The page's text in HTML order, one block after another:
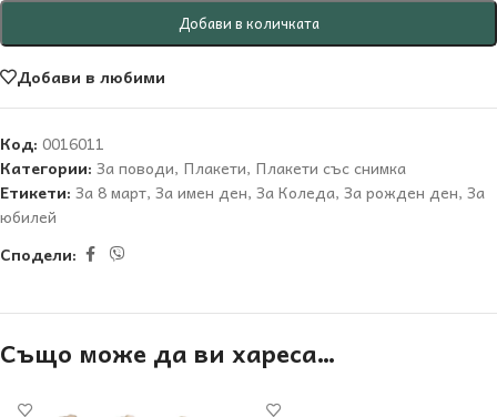
Добави в количката
Добави в любими
Код: 0016011
Категории: За поводи, Плакети, Плакети със снимка
Етикети: За 8 март, За имен ден, За Коледа, За рожден ден, За
юбилей
Сподели:
Също може да ви хареса…